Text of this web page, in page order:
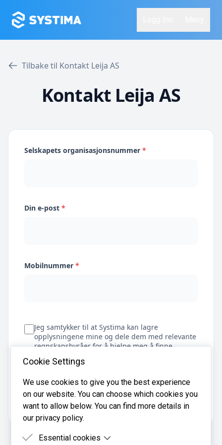
Tilbake til Kontakt Leija AS
Kontakt Leija AS
Selskapets organisasjonsnummer *
Din e-post *
Mobilnummer *
Jeg samtykker til at Systima kan lagre
opplysningene mine og dele dem med relevante
regnskapsbyråer for å hjelpe meg å finne
regnskapsfører
Få tilbud
Cookie Settings
We use cookies to give you the best experience
on our website. You can choose which cookies you
want to allow below. You can find more details in
our privacy policy.
Essential cookies